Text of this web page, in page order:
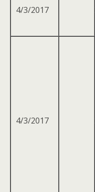
4/3/2017
4/3/2017